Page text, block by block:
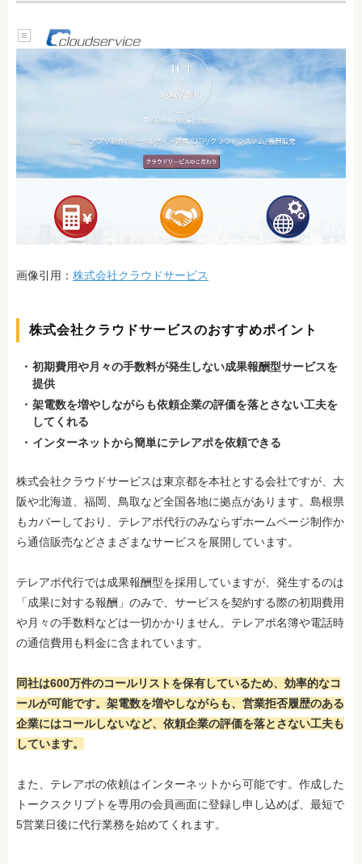
画像引用： 株式会社クラウドサービス
株式会社クラウドサービスのおすすめポイント
初期費用や月々の手数料が発生しない成果報酬型サービスを
提供
架電数を増やしながらも依頼企業の評価を落とさない工夫を
してくれる
インターネットから簡単にテレアポを依頼できる
株式会社クラウドサービスは東京都を本社とする会社ですが、大
阪や北海道、福岡、鳥取など全国各地に拠点があります。島根県
もカバーしており、テレアポ代行のみならずホームページ制作か
ら通信販売などさまざまなサービスを展開しています。
テレアポ代行では成果報酬型を採用していますが、発生するのは
「成果に対する報酬」のみで、サービスを契約する際の初期費用
や月々の手数料などは一切かかりません。テレアポ名簿や電話時
の通信費用も料金に含まれています。
同社は600万件のコールリストを保有しているため、効率的なコ
ールが可能です。架電数を増やしながらも、営業拒否履歴のある
企業にはコールしないなど、依頼企業の評価を落とさない工夫も
しています。
また、テレアポの依頼はインターネットから可能です。作成した
トークスクリプトを専用の会員画面に登録し申し込めば、最短で
5営業日後に代行業務を始めてくれます。